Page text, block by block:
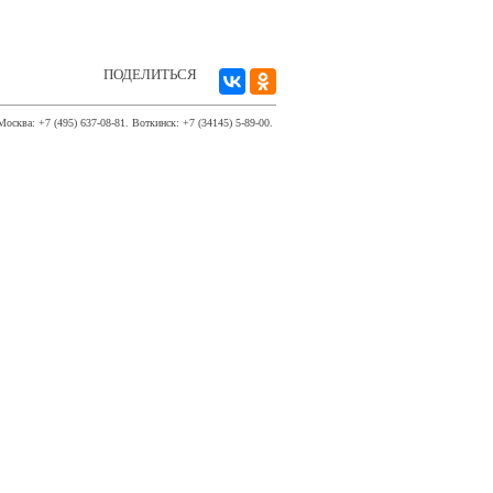
ПОДЕЛИТЬСЯ
+7 (495) 637-08-81. Воткинск: +7 (34145) 5-89-00.